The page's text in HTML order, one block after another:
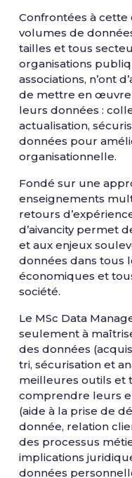
Confrontées à cette
volumes de
tailles et tous
organisations
associations, n’ont
de mettre en
leurs données :
actualisation,
données pour
organisationnelle.
Fondé sur une
enseignements
retours
d’aivancity permet
et aux enjeux
données dans tous
économiques et
société.
Le MSc Data
seulement à
des données
tri, sécurisation et
meilleures outils et
comprendre leurs
(aide à la prise de
donnée, relation
des processus
implications
données